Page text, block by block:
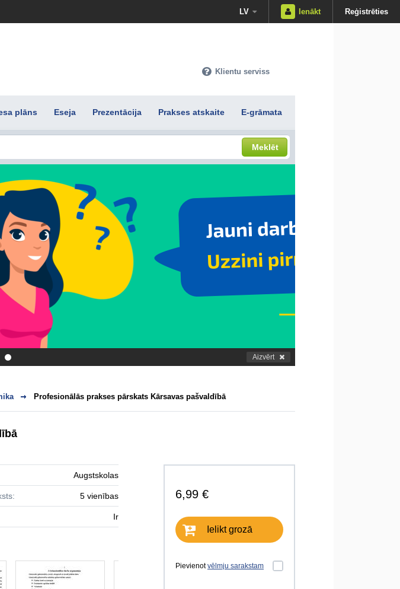
LV Ienākt Reģistrēties
Klientu serviss
plāns Eseja Prezentācija Prakses atskaite E-grāmata
Meklēt
. Aizvērt
Profesionālās prakses pārskats Kārsavas pašvaldībā
6,99 €
Ielikt grozā
Pievienotvēlmju sarakstam
Augstskolas
5 vienības
Ir